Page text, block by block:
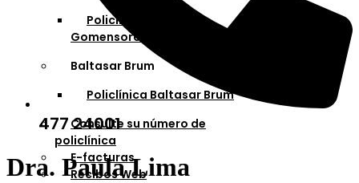
Policlínica Tomás
Gomensoro
Baltasar Brum
Policlínica Baltasar Brum
Consulte su número de
policlínica
E-facturas
Recibos Web
477 24001
Dra. Paula Lima